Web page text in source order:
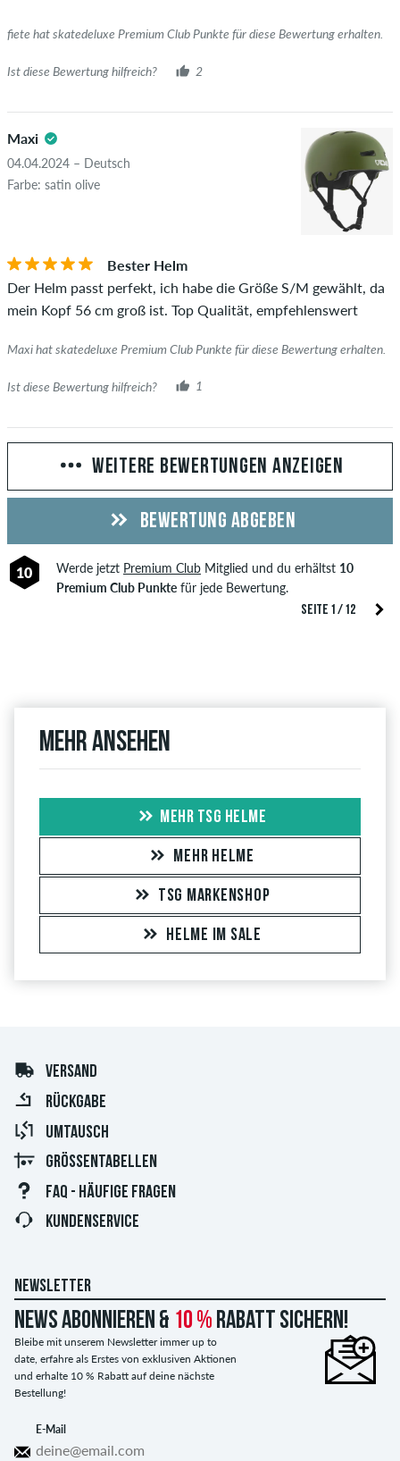
fiete hat skatedeluxe Premium Club Punkte für diese Bewertung erhalten.
Ist diese Bewertung hilfreich? 2
Maxi
04.04.2024 – Deutsch
Farbe: satin olive
Bester Helm
Der Helm passt perfekt, ich habe die Größe S/M gewählt, da
mein Kopf 56 cm groß ist. Top Qualität, empfehlenswert
Maxi hat skatedeluxe Premium Club Punkte für diese Bewertung erhalten.
Ist diese Bewertung hilfreich? 1
SEITE 1 / 12
WEITERE BEWERTUNGEN ANZEIGEN
BEWERTUNG ABGEBEN
10 Werde jetzt Premium ClubMitglied und du erhältst 10
Premium Club Punktefür jede Bewertung.
Mehr ansehen
MEHR TSG HELME
MEHR HELME
TSG MARKENSHOP
HELME IM SALE
VERSAND
RÜCKGABE
UMTAUSCH
GRÖSSENTABELLEN
FAQ - HÄUFIGE FRAGEN
KUNDENSERVICE
NEWSLETTER
News abonnieren & 10 % Rabatt sichern!
Bleibe mit unserem Newsletter immer up to
date, erfahre als Erstes von exklusiven Aktionen
und erhalte 10 % Rabatt auf deine nächste
Bestellung!
E-Mail